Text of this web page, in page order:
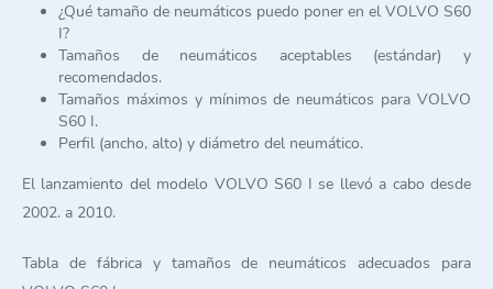
¿Qué tamaño de neumáticos puedo poner en el VOLVO S60
I?
Tamaños de neumáticos aceptables (estándar) y
recomendados.
Tamaños máximos y mínimos de neumáticos para VOLVO
S60 I.
Perfil (ancho, alto) y diámetro del neumático.
El lanzamiento del modelo VOLVO S60 I se llevó a cabo desde
2002. a 2010.
Tabla de fábrica y tamaños de neumáticos adecuados para